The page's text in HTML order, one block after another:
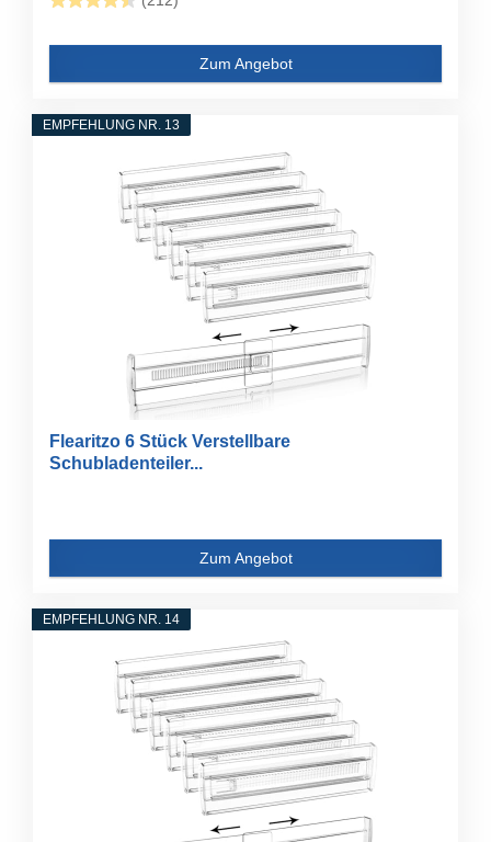
Zum Angebot
EMPFEHLUNG NR. 13
Flearitzo 6 Stück Verstellbare
Schubladenteiler...
Zum Angebot
EMPFEHLUNG NR. 14